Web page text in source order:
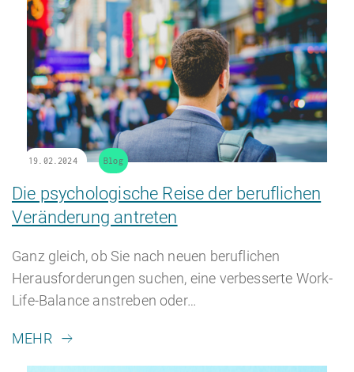
19.02.2024 Blog
Die psychologische Reise der beruflichen
Veränderung antreten
Ganz gleich, ob Sie nach neuen beruflichen
Herausforderungen suchen, eine verbesserte Work-
Life-Balance anstreben oder…
MEHR